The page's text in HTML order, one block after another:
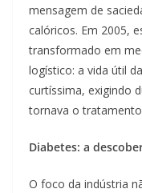
mensagem de
calóricos. Em 2005,
transformado em
logístico: a vida útil
curtíssima, exigindo
tornava o
Diabetes: a
O foco da indústria